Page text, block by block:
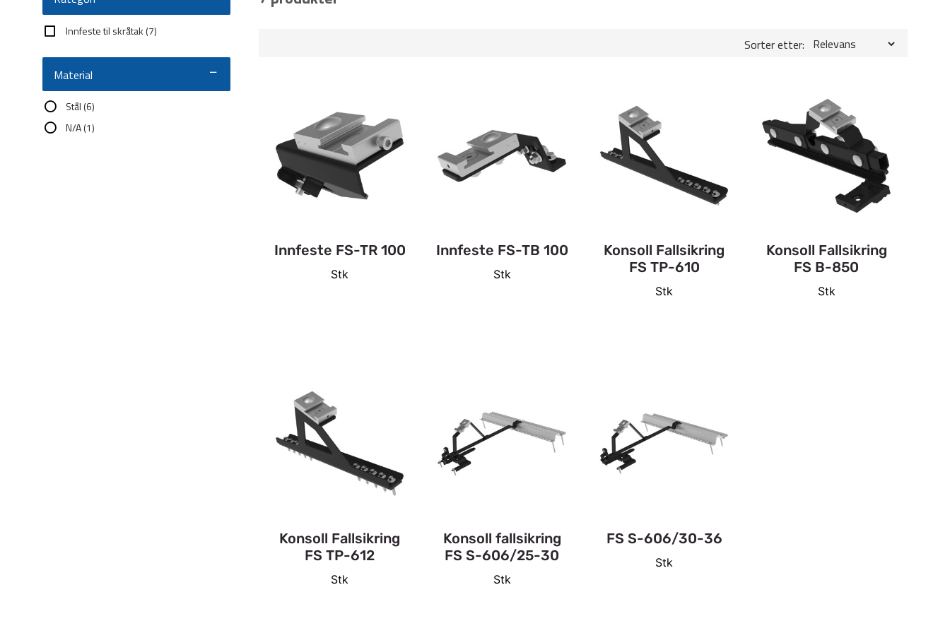
Innfeste til skråtak (7)
Material
Stål (6)
N/A(1)
Sorter etter:
Innfeste FS-TR 100
Stk
Innfeste FS-TB 100
Stk
Konsoll Fallsikring
FS TP-610
Stk
Konsoll Fallsikring
FS B-850
Stk
Konsoll Fallsikring
FS TP-612
Stk
Konsoll fallsikring
FS S-606/25-30
Stk
FS S-606/30-36
Stk